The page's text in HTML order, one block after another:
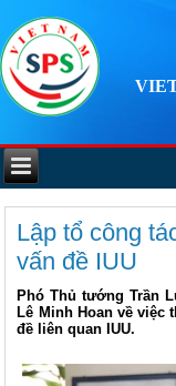
Lập tổ công
vấn đề IUU
Phó Thủ tướng Trần
Lê Minh Hoan về việc
đề liên quan IUU.